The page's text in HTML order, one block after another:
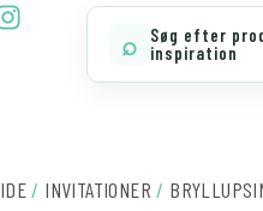
n
a
⌕
Søg efter
inspiration
/ INVITATIONER /